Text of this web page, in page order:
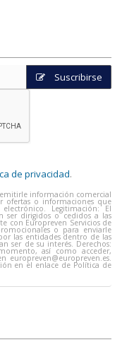
Suscribirse
de privacidad.
información comercial
ofertas o informaciones que
Legitimación: El
ser dirigidos o cedidos a las
con Europreven Servicios de
o para enviarle
las entidades dentro de las
ser de su interés. Derechos:
así como acceder,
europreven@europreven.es.
en el enlace de Política de